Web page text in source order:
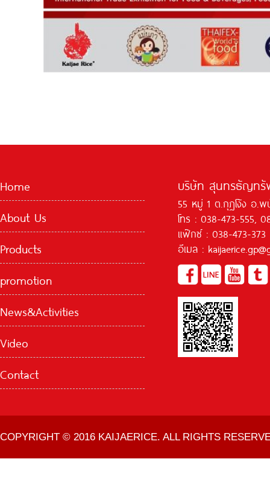
Home
About Us
Products
promotion
News&Activities
Video
Contact
บริษัท สุนทรธัญทรั
55 หมู่ 1 ต.กุฏโง้ง อ.
โทร : 038-473-555,
แฟ๊กซ์ : 038-473-373
อีเมล :
COPYRIGHT © 2016 KAIJAERICE. ALL RIGHTS